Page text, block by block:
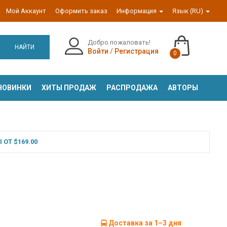
Мой Аккаунт Оформить заказ Информация Язык (RU)
НАЙТИ
Добро пожаловать!
Войти / Регистрация 0
ХИТЫ ПРОДАЖ РАСПРОДАЖА АВТОРЫ
$169.00
Доставка за 1–3 дня